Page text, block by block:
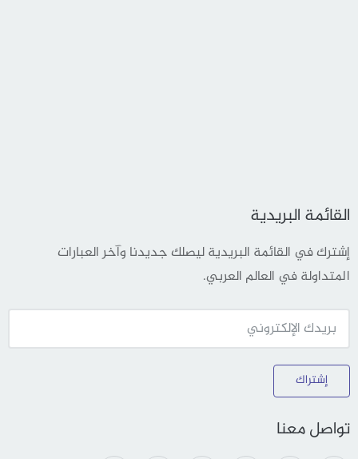
القائمة البريدية
إشترك في القائمة البريدية ليصلك جديدنا وآخر العبارات
المتداولة في العالم العربي.
إشتراك
تواصل معنا